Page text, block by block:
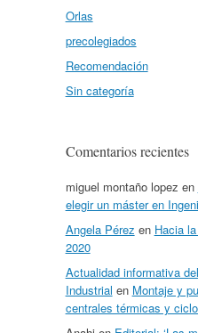
Orlas
precolegiados
Recomendación
Sin categoría
Comentarios recientes
miguel montaño lopez en
elegir un máster en
Angela Pérez en Hacia
2020
Actualidad informativa
Industrial en Montaje y
centrales térmicas y